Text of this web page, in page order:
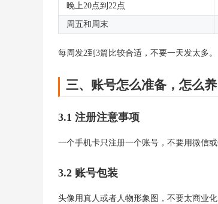
晚上20点到22点
周五和周末
每周发2到3篇比较合适，不要一天发太多。
三、账号怎么准备，怎么养
3.1 注册注意事项
一个手机卡只注册一个账号，不要用微信
3.2 账号包装
头像用真人或者人物形象图，不要太商业